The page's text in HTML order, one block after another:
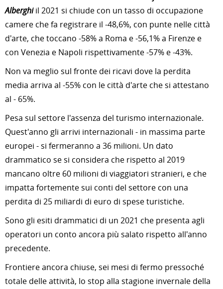
Alberghi il 2021 si chiude con un tasso di occupazione
camere che fa registrare il -48,6%, con punte nelle città
d'arte, che toccano -58% a Roma e -56,1% a Firenze e
con Venezia e Napoli rispettivamente -57% e -43%.
Non va meglio sul fronte dei ricavi dove la perdita
media arriva al -55% con le città d'arte che si attestano
al - 65%.
Pesa sul settore l'assenza del turismo internazionale.
Quest'anno gli arrivi internazionali - in massima parte
europei - si fermeranno a 36 milioni. Un dato
drammatico se si considera che rispetto al 2019
mancano oltre 60 milioni di viaggiatori stranieri, e che
impatta fortemente sui conti del settore con una
perdita di 25 miliardi di euro di spese turistiche.
Sono gli esiti drammatici di un 2021 che presenta agli
operatori un conto ancora più salato rispetto all'anno
precedente.
Frontiere ancora chiuse, sei mesi di fermo pressoché
totale delle attività, lo stop alla stagione invernale della